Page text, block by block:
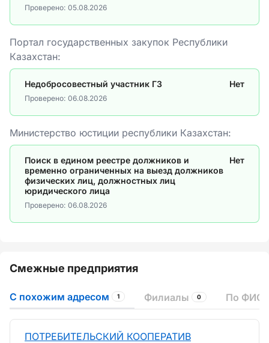
Проверено: 05.08.2026
Портал государственных закупок Республики
Казахстан:
Недобросовестный участник ГЗ Нет
Проверено: 06.08.2026
Министерство юстиции республики Казахстан:
Поиск в едином реестре должников и
временно ограниченных на выезд должников
физических лиц, должностных лиц
юридического лица
Нет
Проверено: 06.08.2026
Смежные предприятия
С похожим адресом 1 Филиалы 0 По ФИО
ПОТРЕБИТЕЛЬСКИЙ КООПЕРАТИВ